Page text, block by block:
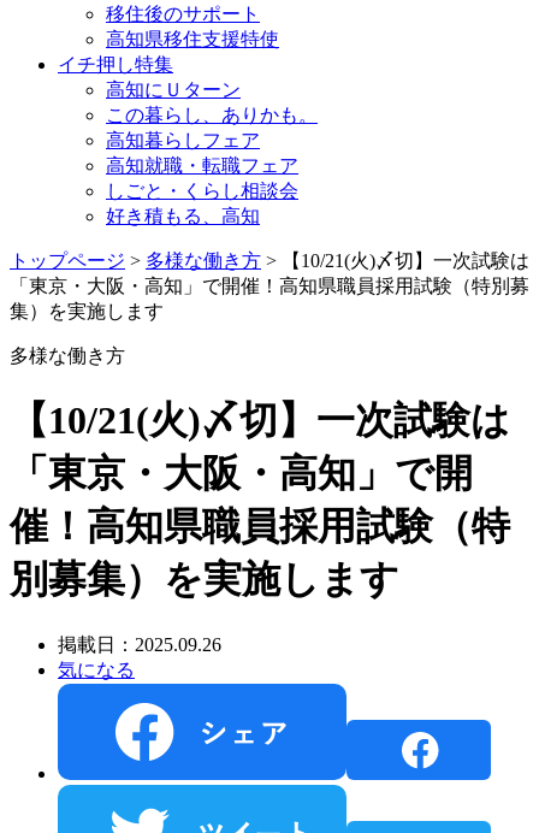
移住後のサポート
高知県移住支援特使
イチ押し特集
高知にＵターン
この暮らし、ありかも。
高知暮らしフェア
高知就職・転職フェア
しごと・くらし相談会
好き積もる、高知
トップページ > 多様な働き方 > 【10/21(火)〆切】一次試験は
「東京・大阪・高知」で開催！高知県職員採用試験（特別募
集）を実施します
多様な働き方
【10/21(火)〆切】一次試験は
「東京・大阪・高知」で開
催！高知県職員採用試験（特
別募集）を実施します
掲載日：2025.09.26
気になる